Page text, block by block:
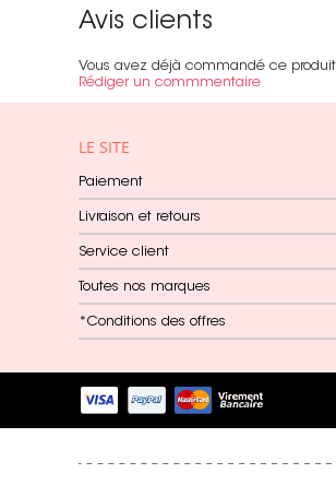
Avis clients
Vous avez déjà commandé ce
Rédiger un commmentaire
LE SITE
Paiement
Livraison et retours
Service client
Toutes nos marques
*Conditions des offres